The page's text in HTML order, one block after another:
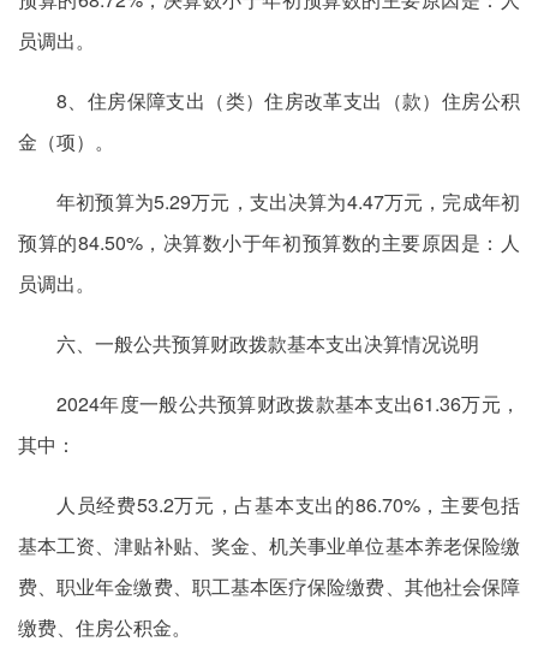
员调出。
8、住房保障支出（类）住房改革支出（款）住房公积
金（项）。
年初预算为5.29万元，支出决算为4.47万元，完成年初
预算的84.50%，决算数小于年初预算数的主要原因是：人
员调出。
六、一般公共预算财政拨款基本支出决算情况说明
2024年度一般公共预算财政拨款基本支出61.36万元，
其中：
人员经费53.2万元，占基本支出的86.70%，主要包括
基本工资、津贴补贴、奖金、机关事业单位基本养老保险缴
费、职业年金缴费、职工基本医疗保险缴费、其他社会保障
缴费、住房公积金。